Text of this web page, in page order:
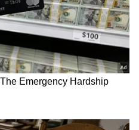
ವಿಜಯಪುರ ರೈತರಿಗೆ ಒಣದ್ರಾಕ್ಷಿ
ಬಂಪರ್; ಆನ್‌ಲೈನ್ ಟ್ರೇಡಿಂಗ್